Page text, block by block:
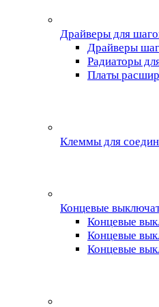
Драйверы для
Драйверы
Радиаторы
Платы
Клеммы для
Концевые
Концевые
Концевые
Концевые